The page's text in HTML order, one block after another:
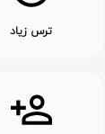
ترس زیاد